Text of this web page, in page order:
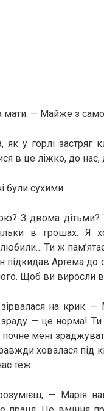
мати. — Майже з
у горлі
в це ліжко, до
були сухими.
З двома дітьми?
в грошах. Я
Ти ж
підкидав Артема
Щоб ви виросли в
на крик.
— це норма!
мені
ховалася під
теж.
— Марія